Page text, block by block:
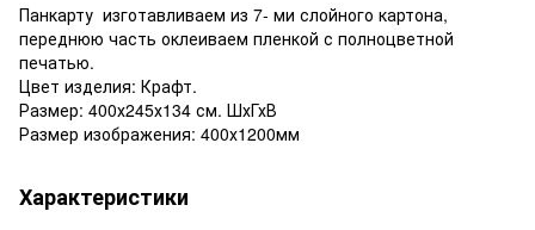
Панкарту изготавливаем из 7- ми слойного картона,
переднюю часть оклеиваем пленкой с полноцветной
печатью.
Цвет изделия: Крафт.
Размер: 400х245х134 см. ШхГхВ
Размер изображения: 400х1200мм
Характеристики